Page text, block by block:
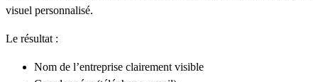
visuel personnalisé.
Le résultat :
Nom de l’entreprise clairement visible